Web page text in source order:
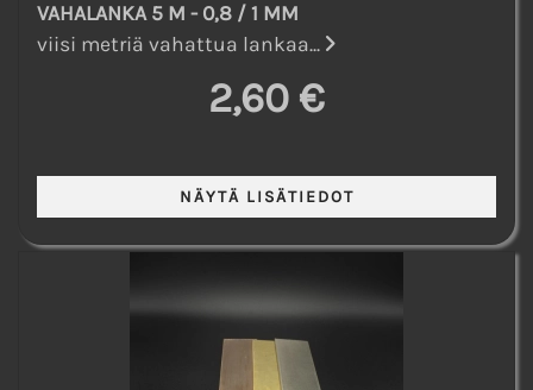
VAHALANKA 5 M - 0,8 / 1 MM
viisi metriä vahattua lankaa...
2,60 €